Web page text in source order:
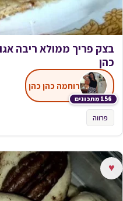
בצק פריך ממולא ריבה
כהן
156 מתכונים
רוחמה כהן כהן
פרווה
♥